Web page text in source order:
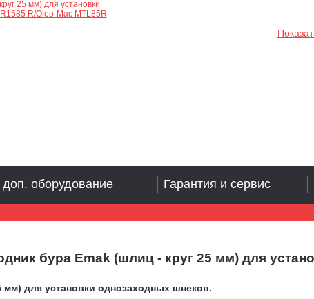
бура Emak (шлиц - круг 25 мм) для
мм) для установки однозаходных шнеков.
оборудование Гарантия и сервис